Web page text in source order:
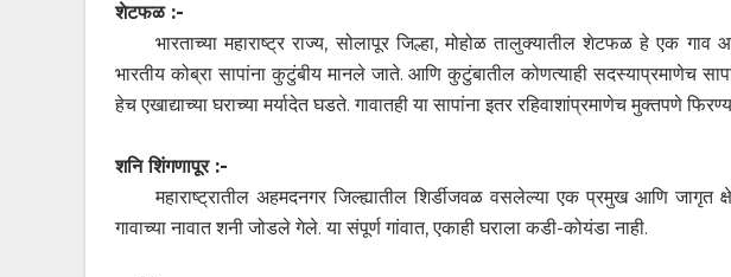
शेटफळ :-
भारताच्या महाराष्ट्र राज्य, सोलापूर जिल्हा, मोहोळ तालुक्यातील शेटफळ हे एक
भारतीय कोब्रा सापांना कुटुंबीय मानले जाते. आणि कुटुंबातील कोणत्याही सदस्याप्रमाणेच
हेच एखाद्याच्या घराच्या मर्यादेत घडते. गावातही या सापांना इतर रहिवाशांप्रमाणेच मुक्तपणे
शनि शिंगणापूर :-
महाराष्ट्रातील अहमदनगर जिल्ह्यातील शिर्डीजवळ वसलेल्या एक प्रमुख आणि जागृत
गावाच्या नावात शनी जोडले गेले. या संपूर्ण गांवात, एकाही घराला कडी-कोयंडा नाही.